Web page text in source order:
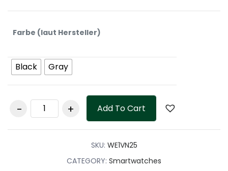
Farbe (laut Hersteller)
Black Gray
Xiaomi Watch S1,
Smartwatch
quantity
Add To Cart
SKU: WE1VN25
CATEGORY: Smartwatches